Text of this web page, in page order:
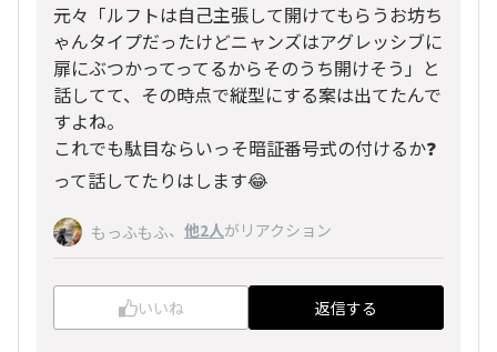
元々「ルフトは自己主張して開けてもらうお坊ち
ゃんタイプだったけどニャンズはアグレッシブに
扉にぶつかってってるからそのうち開けそう」と
話してて、その時点で縦型にする案は出てたんで
すよね。
これでも駄目ならいっそ暗証番号式の付けるか❓
って話してたりはします😂
もっふもふ、 他2人がリアクション
いいね 返信する